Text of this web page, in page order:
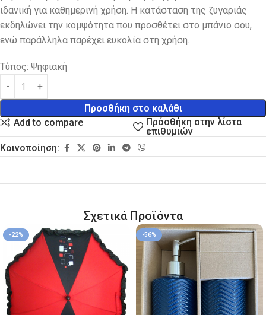
ιδανική για καθημερινή χρήση. Η κατάσταση της ζυγαριάς
εκδηλώνει την κομψότητα που προσθέτει στο μπάνιο σου,
ενώ παράλληλα παρέχει ευκολία στη χρήση.
Τύπος: Ψηφιακή
Προσθήκη στο καλάθι
Add to compare
Πρόσθήκη στην λίστα
επιθυμιών
Κοινοποίηση:
Σχετικά Προϊόντα
-22% -56%